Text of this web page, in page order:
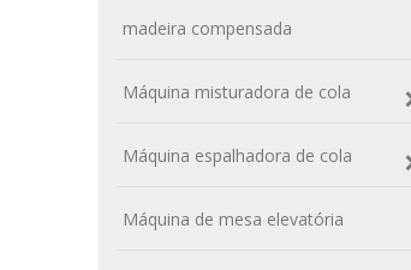
madeira compensada
Máquina misturadora de cola
Máquina espalhadora de cola
Máquina de mesa elevatória